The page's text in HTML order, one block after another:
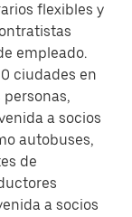
flexibles y
empleado.
ciudades en
a socios
autobuses,
de
a socios